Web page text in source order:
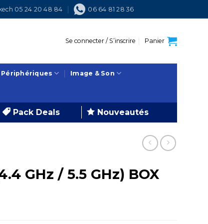
05 24 20 48 84 06 64 81 28 36
Se connecter / S’inscrire Panier
Périphériques Image & Son
Pack Deals Nouveautés
GHz / 5.5 GHz) BOX